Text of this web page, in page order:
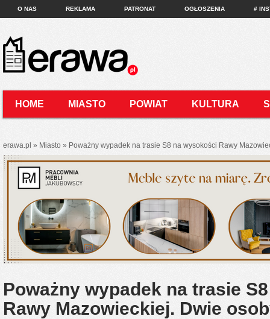
O NAS REKLAMA PATRONAT OGŁOSZENIA #
HOME MIASTO POWIAT KULTURA
erawa.pl » Miasto » Poważny wypadek na trasie S8 na wysokości Rawy
Poważny wypadek na trasie
Rawy Mazowieckiej. Dwie